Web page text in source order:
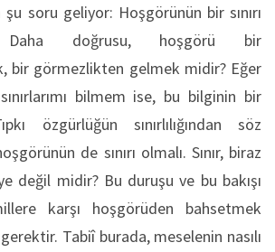
soru geliyor: Hoşgörünün bir sınırı
doğrusu, hoşgörü bir
bir görmezlikten gelmek midir? Eğer
bilmem ise, bu bilginin bir
özgürlüğün sınırlılığından söz
de sınırı olmalı. Sınır, biraz
değil midir? Bu duruşu ve bu bakışı
karşı hoşgörüden bahsetmek
Tabiî burada, meselenin nasılı